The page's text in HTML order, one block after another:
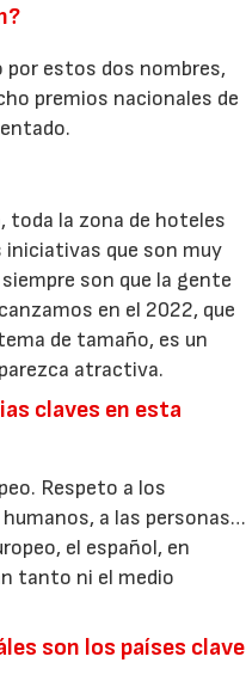
estos dos nombres,
premios nacionales de
toda la zona de hoteles
que son muy
son que la gente
en el 2022, que
de tamaño, es un
atractiva.
claves en esta
Respeto a los
a las personas…
el español, en
tanto ni el medio
son los países clave